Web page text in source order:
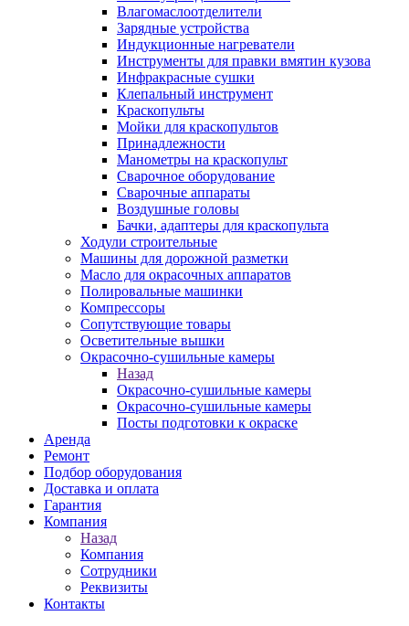
Влагомаслоотделители
Зарядные устройства
Индукционные нагреватели
Инструменты для правки вмятин кузова
Инфракрасные сушки
Клепальный инструмент
Краскопульты
Мойки для краскопультов
Принадлежности
Манометры на краскопульт
Сварочное оборудование
Сварочные аппараты
Воздушные головы
Бачки, адаптеры для краскопульта
Ходули строительные
Машины для дорожной разметки
Масло для окрасочных аппаратов
Полировальные машинки
Компрессоры
Сопутствующие товары
Осветительные вышки
Окрасочно-сушильные камеры
Назад
Окрасочно-сушильные камеры
Окрасочно-сушильные камеры
Посты подготовки к окраске
Аренда
Ремонт
Подбор оборудования
Доставка и оплата
Гарантия
Компания
Назад
Компания
Сотрудники
Реквизиты
Контакты